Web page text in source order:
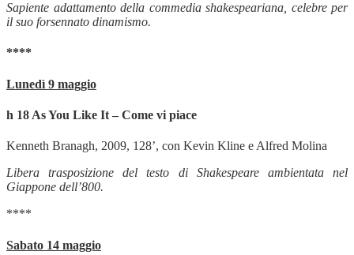
Sapiente adattamento della commedia shakespeariana, celebre per
il suo forsennato dinamismo.
****
Lunedì 9 maggio
h 18 As You Like It – Come vi piace
Kenneth Branagh, 2009, 128’, con Kevin Kline e Alfred Molina
Libera trasposizione del testo di Shakespeare ambientata nel
Giappone dell’800.
****
Sabato 14 maggio